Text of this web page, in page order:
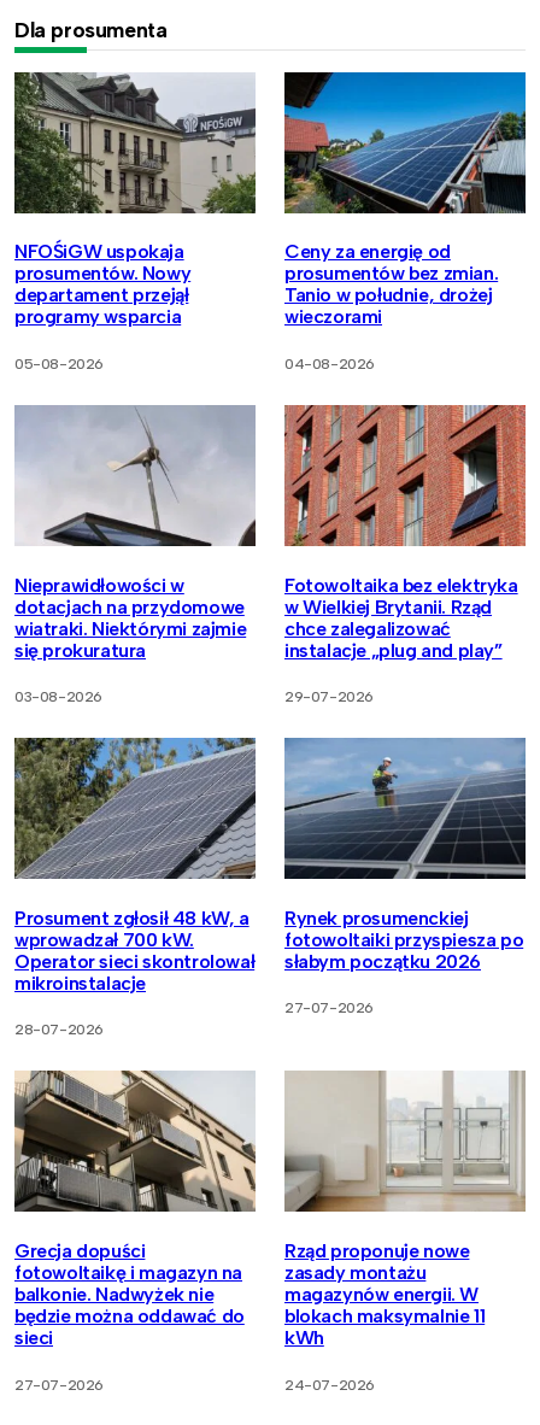
Dla prosumenta
NFOŚiGW uspokaja
prosumentów. Nowy
departament przejął
programy wsparcia
05-08-2026
Ceny za energię od
prosumentów bez zmian.
Tanio w południe, drożej
wieczorami
04-08-2026
Nieprawidłowości w
dotacjach na przydomowe
wiatraki. Niektórymi zajmie
się prokuratura
03-08-2026
Fotowoltaika bez elektryka
w Wielkiej Brytanii. Rząd
chce zalegalizować
instalacje „plug and play”
29-07-2026
Prosument zgłosił 48 kW, a
wprowadzał 700 kW.
Operator sieci skontrolował
mikroinstalacje
28-07-2026
Rynek prosumenckiej
fotowoltaiki przyspiesza po
słabym początku 2026
27-07-2026
Grecja dopuści
fotowoltaikę i magazyn na
balkonie. Nadwyżek nie
będzie można oddawać do
sieci
27-07-2026
Rząd proponuje nowe
zasady montażu
magazynów energii. W
blokach maksymalnie 11
kWh
24-07-2026